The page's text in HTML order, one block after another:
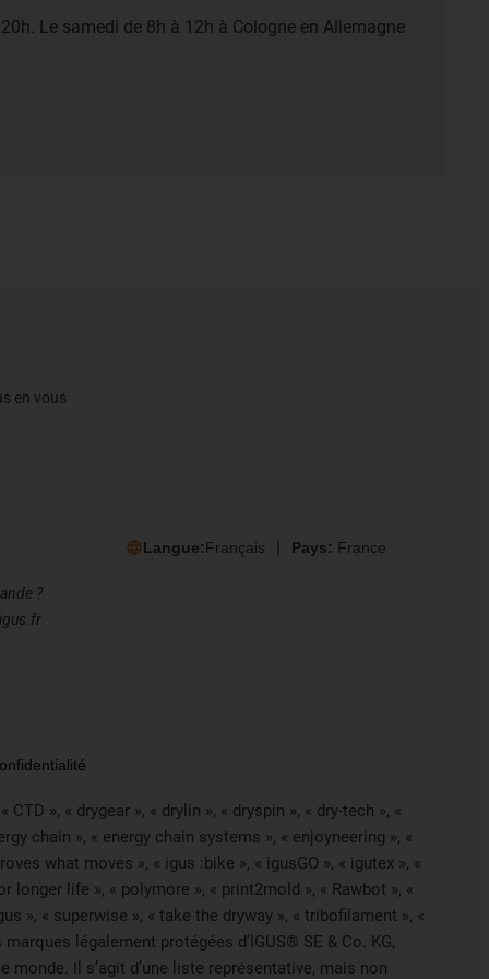
Le samedi de 8h à 12h à Cologne en Allemagne
en vous
?
Langue:Français Pays: France
», « drygear », « drylin », « dryspin », « dry-tech », «
chain », « energy chain systems », « enjoyneering », «
what moves », « igus :bike », « igusGO », « igutex », «
life », « polymore », « print2mold », « Rawbot », «
», « superwise », « take the dryway », « tribofilament », «
légalement protégées d’IGUS® SE & Co. KG,
Il s’agit d’une liste représentative, mais non